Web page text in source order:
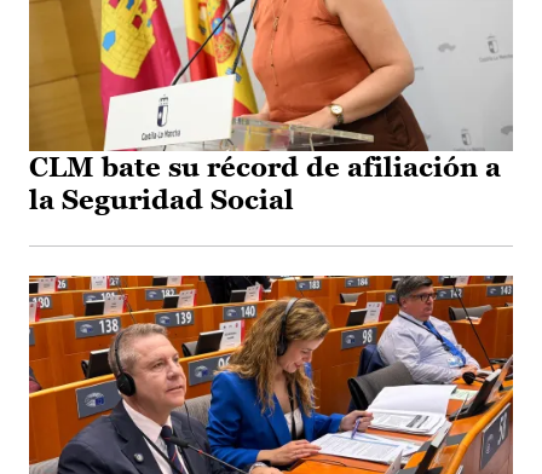
CLM bate su récord de afiliación a
la Seguridad Social